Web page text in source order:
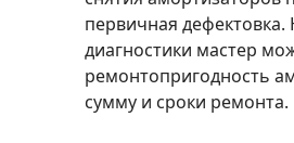
первичная дефектовка.
диагностики мастер
ремонтопригодность
сумму и сроки ремонта.